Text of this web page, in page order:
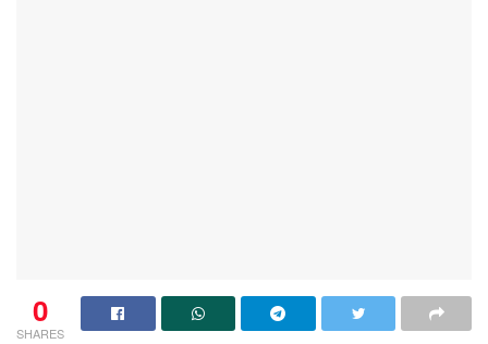
0
SHARES